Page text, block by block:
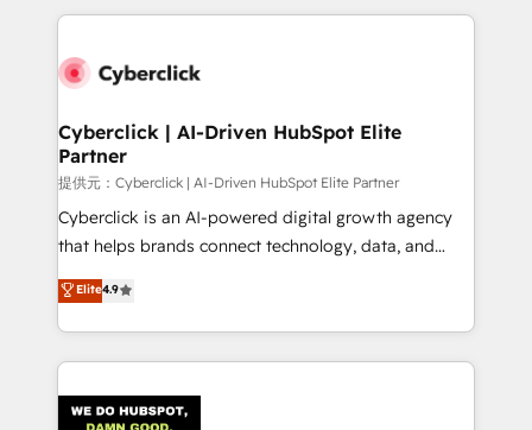
Our Expertise 🔹 Onboarding & Implementation:
tailored to your GTM motion. 🔹 Migrations:
from other CRMs to HubSpot without data loss or
downtime. 🔹 RevOps Strategy: Align teams,
processes, and data to drive revenue efficiency. 🔹
Integrations: Connect HubSpot with your tech stack
for better adoption. 🔹 Custom Solutions: Build
SOC 2 Type II and ISO 27001 certified, reinforcing
our commitment to data security and compliance. At
Cyberclick | AI-Driven HubSpot Elite
Partner
提供元：Cyberclick | AI-Driven HubSpot Elite Partner
Cyberclick is an AI-powered digital growth agency
that helps brands connect technology, data, and
creativity to achieve measurable results. Founded in
Barcelona and operating across Spain, LATAM, and
the UK, we support global companies in building
smarter marketing, sales, and customer success
Iberia (Spain & Portugal), we combine human insight
Elite4.9